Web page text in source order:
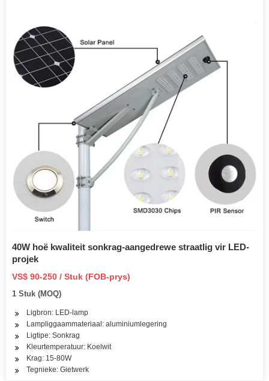
40W hoë kwaliteit sonkrag-aangedrewe straatlig vir LED-
projek
VS$ 90-250 / Stuk (FOB-prys)
1 Stuk (MOQ)
Ligbron: LED-lamp
Lampliggaammateriaal: aluminiumlegering
Ligtipe: Sonkrag
Kleurtemperatuur: Koelwit
Krag: 15-80W
Tegnieke: Gietwerk